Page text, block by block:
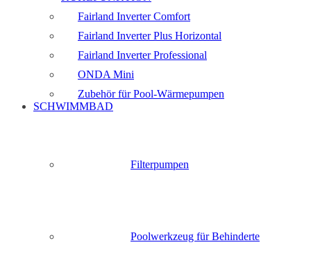
Fairland Inverter Comfort
Fairland Inverter Plus Horizontal
Fairland Inverter Professional
ONDA Mini
Zubehör für Pool-Wärmepumpen
SCHWIMMBAD
Filterpumpen
Poolwerkzeug für Behinderte